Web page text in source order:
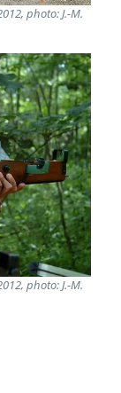
photo: J.-M.
photo: J.-M.